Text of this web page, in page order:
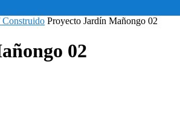
Construido Proyecto Jardín Mañongo 02
02